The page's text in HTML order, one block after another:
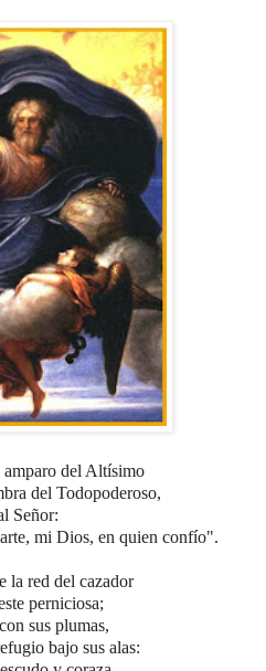
del Altísimo
del Todopoderoso,
Señor:
mi Dios, en quien confío".
la red del cazador
perniciosa;
sus plumas,
bajo sus alas: